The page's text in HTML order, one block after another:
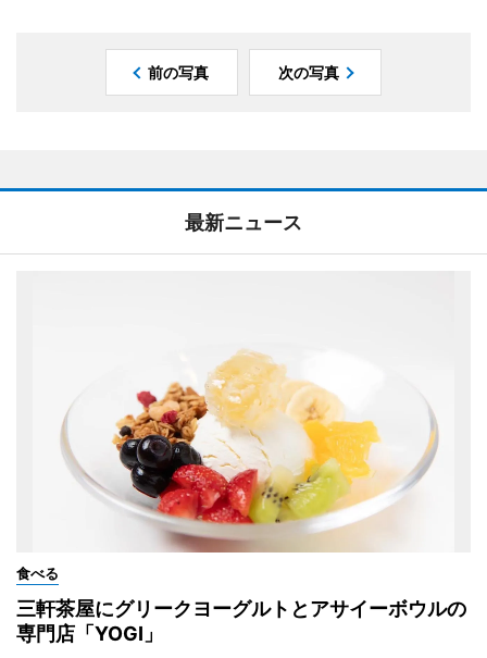
前の写真 次の写真
最新ニュース
食べる
三軒茶屋にグリークヨーグルトとアサイーボウルの
専門店「YOGI」